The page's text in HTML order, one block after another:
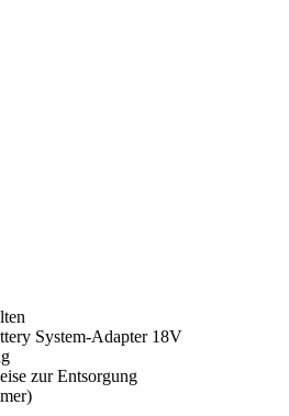
System-Adapter 18V
zur Entsorgung